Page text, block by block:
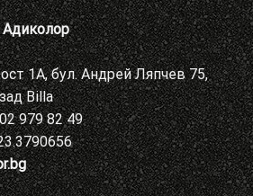
1А, бул. Андрей Ляпчев 75,
Billa
979 82 49